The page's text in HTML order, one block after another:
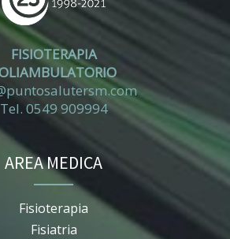
FISIOTERAPIA
Tel. 0549 909994
AREA MEDICA
Fisioterapia
Fisiatria